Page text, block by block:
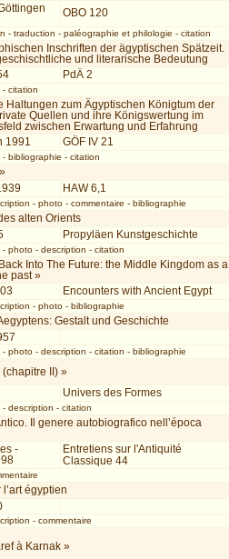
OBO 120
- traduction - paléographie et philologie - citation
Inschriften der ägyptischen Spätzeit.
und literarische Bedeutung
PdÄ 2
- citation
Haltungen zum Ägyptischen Königtum der
Quellen und ihre Königswertung im
zwischen Erwartung und Erfahrung
1991
GÖF IV 21
- bibliographie - citation
HAW 6,1
- photo- commentaire - bibliographie
alten Orients
Propyläen Kunstgeschichte
- photo- description - citation
Into The Future: the Middle Kingdom as a
past »
Encounters with Ancient Egypt
- photo- bibliographie
Gestalt und Geschichte
- photo- description - citation - bibliographie
II) »
Univers des Formes
- description - citation
Il genere autobiografico nell’época
-
Entretiens sur l'Antiquité
Classique 44
égyptien
- commentaire
à Karnak »